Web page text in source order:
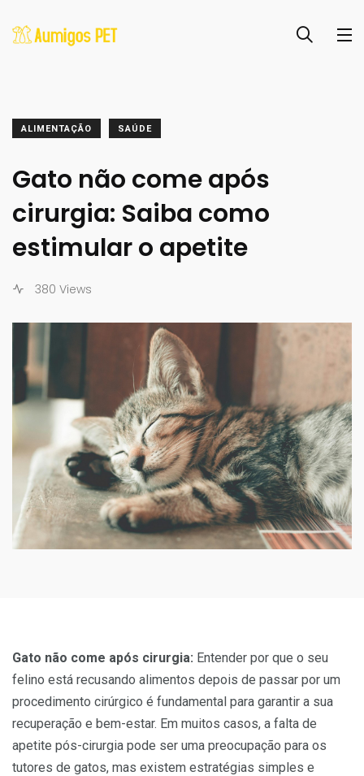
ALIMENTAÇÃO SAÚDE
Gato não come após
cirurgia: Saiba como
estimular o apetite
380 Views
Gato não come após cirurgia: Entender por que o seu
felino está recusando alimentos depois de passar por um
procedimento cirúrgico é fundamental para garantir a sua
recuperação e bem-estar. Em muitos casos, a falta de
apetite pós-cirurgia pode ser uma preocupação para os
tutores de gatos, mas existem estratégias simples e